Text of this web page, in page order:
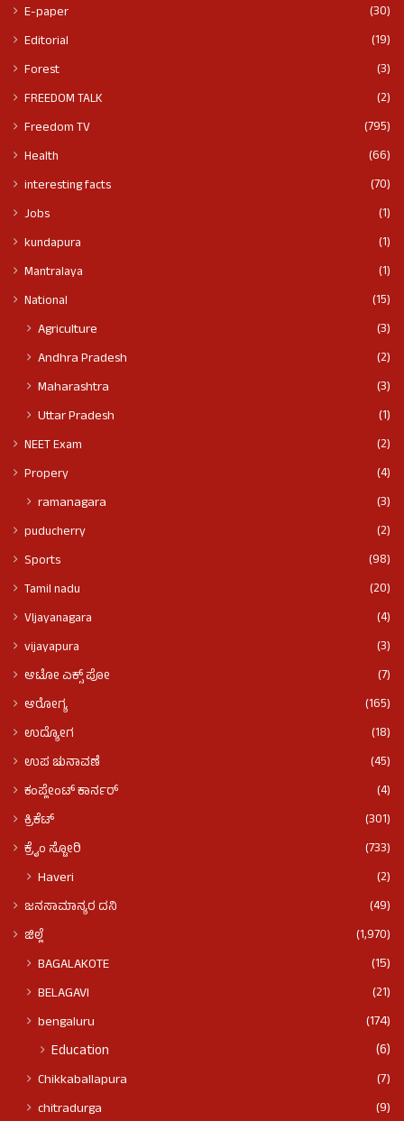
E-paper
(30)
Editorial
(19)
Forest
(3)
FREEDOM TALK
(2)
Freedom TV
(795)
Health
(66)
interesting facts
(70)
Jobs
(1)
kundapura
(1)
Mantralaya
(1)
National
(15)
Agriculture
(3)
Andhra Pradesh
(2)
Maharashtra
(3)
Uttar Pradesh
(1)
NEET Exam
(2)
Propery
(4)
ramanagara (3)
puducherry
(2)
Sports
(98)
Tamil nadu
(20)
VIjayanagara
(4)
vijayapura
(3)
ಆಟೋ ಎಕ್ಸ್ ಪೋ
(7)
ಆರೋಗ್ಯ
(165)
ಉದ್ಯೋಗ
(18)
ಉಪ ಚುನಾವಣೆ
(45)
ಕಂಪ್ಲೇಂಟ್ ಕಾರ್ನರ್
(4)
ಕ್ರಿಕೆಟ್
(301)
ಕ್ರೈಂ ಸ್ಟೋರಿ
(733)
Haveri (2)
ಜನಸಾಮಾನ್ಯರ ದನಿ
(49)
ಜಿಲ್ಲೆ
(1,970)
BAGALAKOTE
(15)
BELAGAVI
(21)
bengaluru
(174)
Education (6)
Chikkaballapura
(7)
chitradurga
(9)